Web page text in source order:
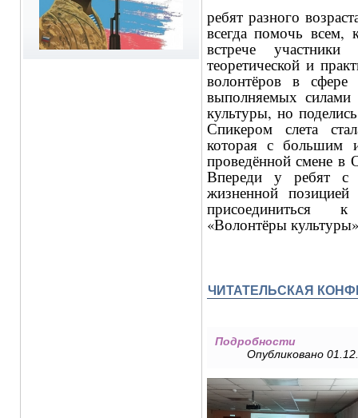
ребят разного
всегда помочь всем,
встрече
теоретической и
волонтёров в
выполняемых силами
культуры, но
Спикером слета
которая с большим
проведённой смене в
Впереди у ребят с
жизненной
присоединиться
«Волонтёры
ЧИТАТЕЛЬСКАЯ
Подробности
Опубликовано